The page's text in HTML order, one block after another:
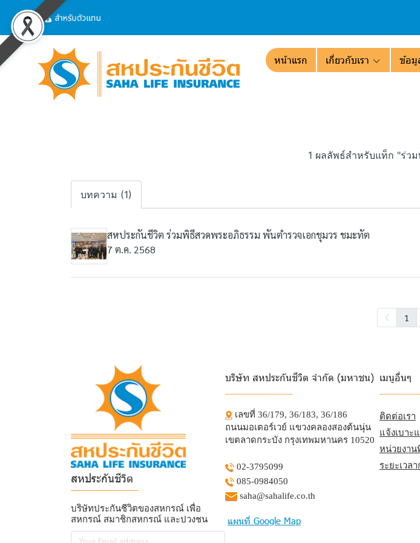
หน้าแรก เกี่ยวกับเรา ข้อมู
1 ผลลัพธ์สำหรับแท็ก "ร่ว
บทความ (1)
สหประกันชีวิต ร่วมพิธีสวดพระอภิธรรม พันตำรวจเอกชุมวร ชมะทัต
7 ต.ค. 2568
1
สหประกันชีวิต
บริษัทประกันชีวิตของสหกรณ์ เพื่อ
สหกรณ์ สมาชิกสหกรณ์ และปวงชน
บริษัท สหประกันชีวิต จำกัด (มหาชน)
เลขที่ 36/179, 36/183, 36/186
ถนนมอเตอร์เวย์ แขวงคลองสองต้นนุ่น
เขตลาดกระบัง กรุงเทพมหานคร 10520
02-3795099
085-0984050
saha@sahalife.co.th
แผนที่ Google Map
เมนูอื่นๆ
ติดต่อเรา
แจ้งเบาะ
หน่วยงาน
ระยะเวล